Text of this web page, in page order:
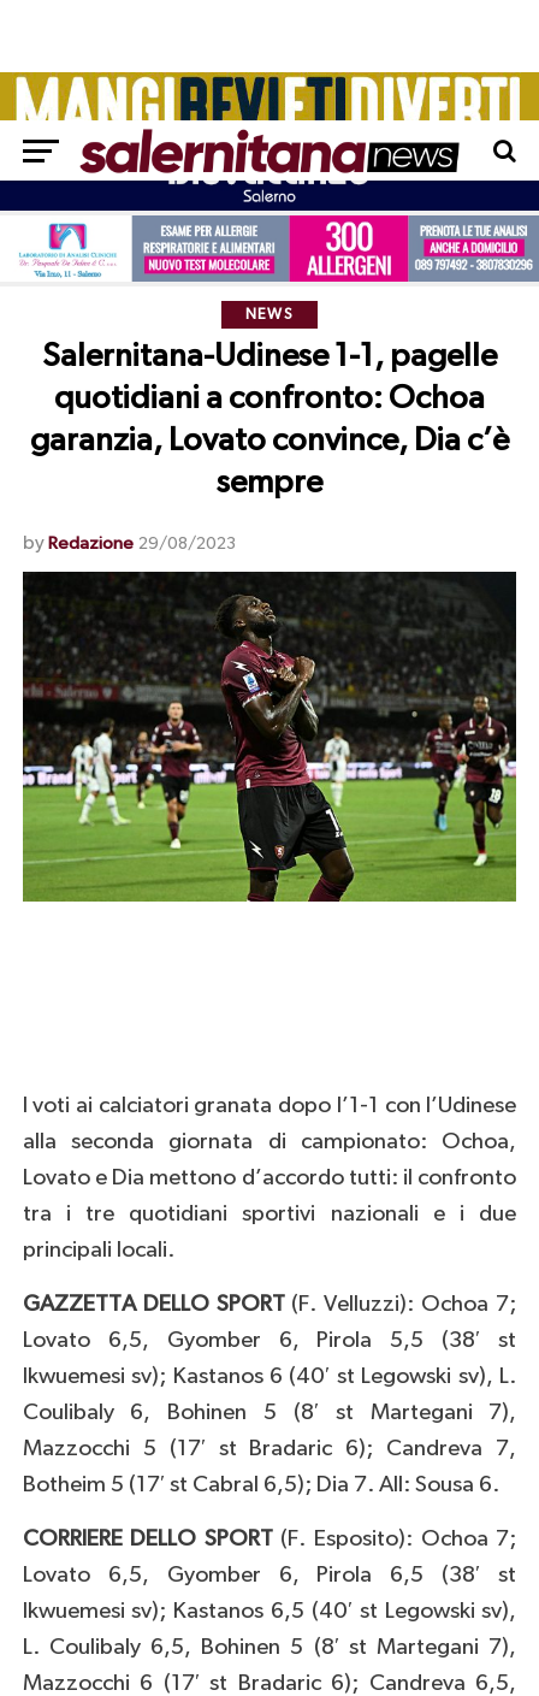
NEWS
Salernitana-Udinese 1-1, pagelle
quotidiani a confronto: Ochoa
garanzia, Lovato convince, Dia c’è
sempre
by Redazione 29/08/2023
I voti ai calciatori granata dopo l’1-1 con l’Udinese
alla seconda giornata di campionato: Ochoa,
Lovato e Dia mettono d’accordo tutti: il confronto
tra i tre quotidiani sportivi nazionali e i due
principali locali.
GAZZETTA DELLO SPORT(F. Velluzzi): Ochoa 7;
Lovato 6,5, Gyomber 6, Pirola 5,5 (38′ st
Ikwuemesi sv); Kastanos 6 (40′ st Legowski sv), L.
Coulibaly 6, Bohinen 5 (8′ st Martegani 7),
Mazzocchi 5 (17′ st Bradaric 6); Candreva 7,
Botheim 5 (17′ st Cabral 6,5); Dia 7. All: Sousa 6.
CORRIERE DELLO SPORT(F. Esposito): Ochoa 7;
Lovato 6,5, Gyomber 6, Pirola 6,5 (38′ st
Ikwuemesi sv); Kastanos 6,5 (40′ st Legowski sv),
L. Coulibaly 6,5, Bohinen 5 (8′ st Martegani 7),
Mazzocchi 6 (17′ st Bradaric 6); Candreva 6,5,